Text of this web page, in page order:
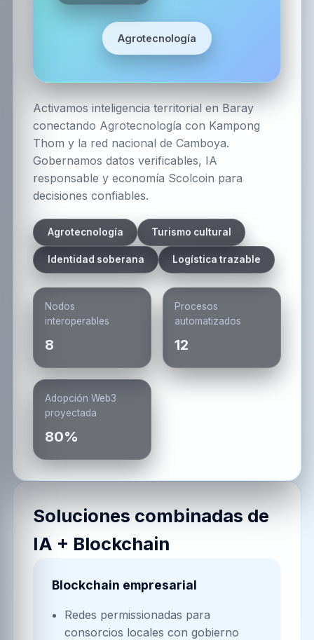
Agrotecnología
Activamos inteligencia territorial en Baray
conectando Agrotecnología con Kampong
Thom y la red nacional de Camboya.
Gobernamos datos verificables, IA
responsable y economía Scolcoin para
decisiones confiables.
Agrotecnología Turismo cultural
Identidad soberana Logística trazable
Nodos
interoperables
8
Procesos
automatizados
12
Adopción Web3
proyectada
80%
Soluciones combinadas de
IA + Blockchain
Blockchain empresarial
Redes permissionadas para
consorcios locales con gobierno